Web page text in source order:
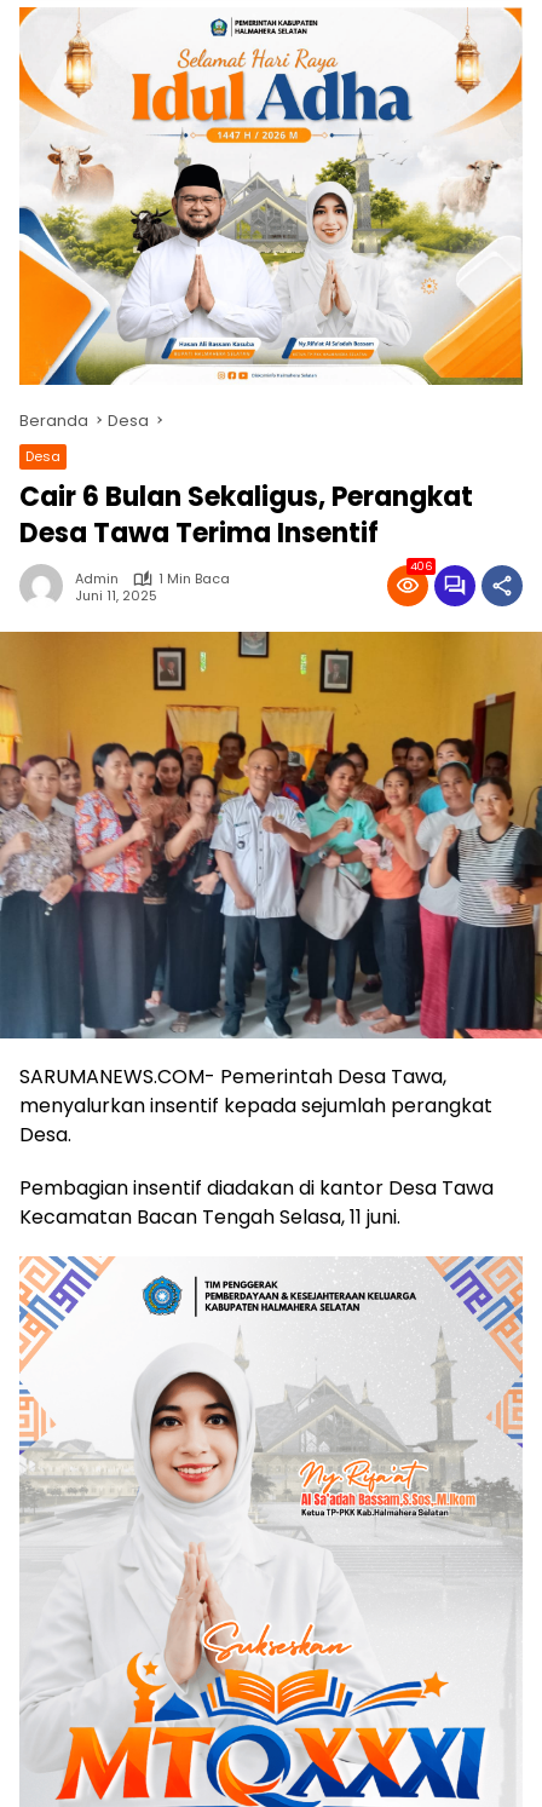
Beranda Desa
Desa
Cair 6 Bulan Sekaligus, Perangkat
Desa Tawa Terima Insentif
Admin
1 Min Baca
Juni 11, 2025
406
SARUMANEWS.COM- Pemerintah Desa Tawa,
menyalurkan insentif kepada sejumlah perangkat
Desa.
Pembagian insentif diadakan di kantor Desa Tawa
Kecamatan Bacan Tengah Selasa, 11 juni.